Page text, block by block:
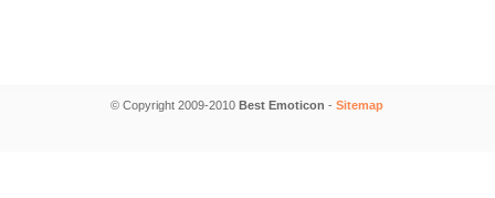
© Copyright 2009-2010 Best Emoticon - Sitemap